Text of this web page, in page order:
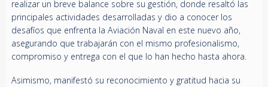
realizar un breve balance sobre su gestión, donde resaltó las
principales actividades desarrolladas y dio a conocer los
desafíos que enfrenta la Aviación Naval en este nuevo año,
asegurando que trabajarán con el mismo profesionalismo,
compromiso y entrega con el que lo han hecho hasta ahora.
Asimismo, manifestó su reconocimiento y gratitud hacia su